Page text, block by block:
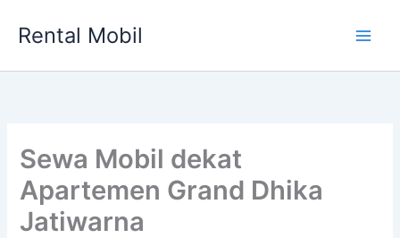
Rental Mobil
Sewa Mobil dekat
Apartemen Grand Dhika
Jatiwarna